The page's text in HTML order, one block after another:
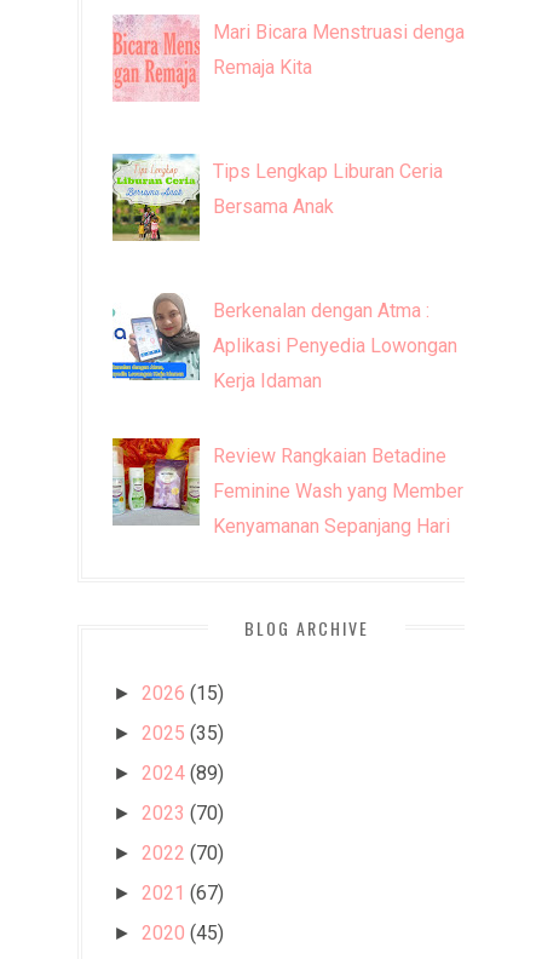
Mari Bicara Menstruasi dengan
Remaja Kita
Tips Lengkap Liburan Ceria
Bersama Anak
Berkenalan dengan Atma :
Aplikasi Penyedia Lowongan
Kerja Idaman
Review Rangkaian Betadine
Feminine Wash yang Memberi
Kenyamanan Sepanjang Hari
BLOG ARCHIVE
► 2026 (15)
► 2025 (35)
► 2024 (89)
► 2023 (70)
► 2022 (70)
► 2021 (67)
► 2020 (45)